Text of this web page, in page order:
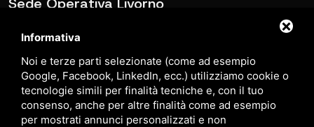
commerciale@metalmatic.it
Via Caduti di Nassirya, Loc. Le Morelline, 6C, 57016
Rosignano Solvay-Castiglioncello LI
Informativa
Noi e terze parti selezionate (come ad esempio
Google, Facebook, LinkedIn, ecc.) utilizziamo cookie o
tecnologie simili per finalità tecniche e, con il tuo
consenso, anche per altre finalità come ad esempio
per mostrati annunci personalizzati e non